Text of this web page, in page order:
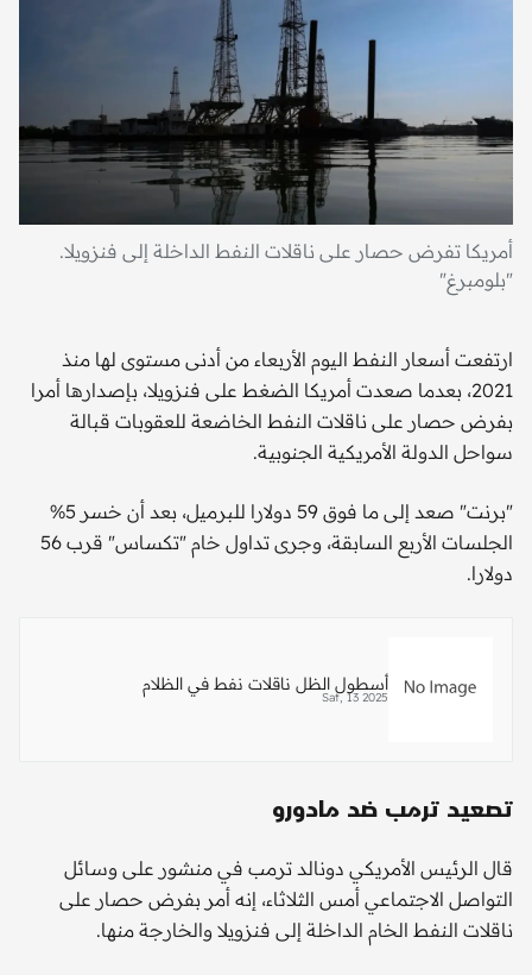
أمريكا تفرض حصار على ناقلات النفط الداخلة إلى فنزويلا.
"بلومبرغ"
ارتفعت أسعار النفط اليوم الأربعاء من أدنى مستوى لها منذ
2021، بعدما صعدت أمريكا الضغط على فنزويلا، بإصدارها أمرا
بفرض حصار على ناقلات النفط الخاضعة للعقوبات قبالة
سواحل الدولة الأمريكية الجنوبية.
"برنت" صعد إلى ما فوق 59 دولارا للبرميل، بعد أن خسر 5%
الجلسات الأربع السابقة، وجرى تداول خام "تكساس" قرب 56
دولارا.
أسطول الظل ناقلات نفط في الظلام
Sat, 13 2025
تصعيد ترمب ضد مادورو
قال الرئيس الأمريكي دونالد ترمب في منشور على وسائل
التواصل الاجتماعي أمس الثلاثاء، إنه أمر بفرض حصار على
ناقلات النفط الخام الداخلة إلى فنزويلا والخارجة منها.